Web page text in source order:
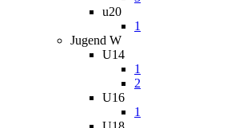
u20
1
Jugend W
U14
1
2
U16
1